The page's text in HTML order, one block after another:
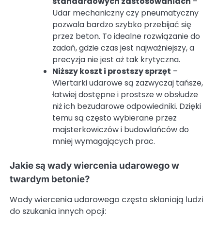
Udar mechaniczny czy pneumatyczny
pozwala bardzo szybko przebijać się
przez beton. To idealne rozwiązanie do
zadań, gdzie czas jest najważniejszy, a
precyzja nie jest aż tak krytyczna.
Niższy koszt i prostszy sprzęt –
Wiertarki udarowe są zazwyczaj tańsze,
łatwiej dostępne i prostsze w obsłudze
niż ich bezudarowe odpowiedniki. Dzięki
temu są często wybierane przez
majsterkowiczów i budowlańców do
mniej wymagających prac.
Jakie są wady wiercenia udarowego w
twardym betonie?
Wady wiercenia udarowego często skłaniają ludzi
do szukania innych opcji: